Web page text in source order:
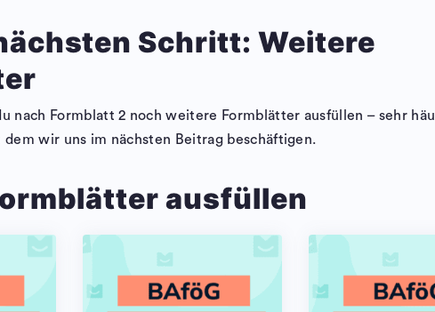
Schritt: Weitere
nach Formblatt 2 noch weitere Formblätter ausfüllen – sehr
dem wir uns im nächsten Beitrag beschäftigen.
ausfüllen